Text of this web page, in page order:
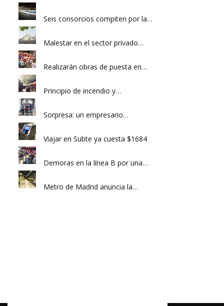
Seis consorcios compiten por la…
Malestar en el sector privado…
Realizarán obras de puesta en…
Principio de incendio y…
Sorpresa: un empresario…
Viajar en Subte ya cuesta $1684
Demoras en la línea B por una…
Metro de Madrid anuncia la…